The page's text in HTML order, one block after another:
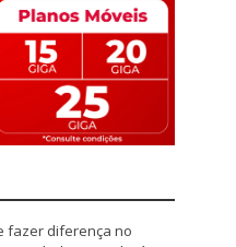
fazer diferença no